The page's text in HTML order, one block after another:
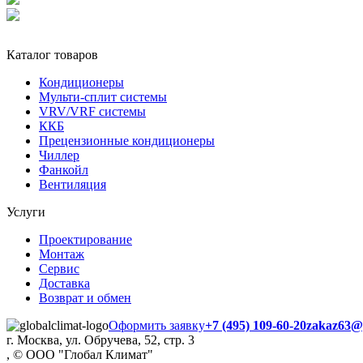
Каталог товаров
Кондиционеры
Мульти-сплит системы
VRV/VRF системы
ККБ
Прецензионные кондиционеры
Чиллер
Фанкойл
Вентиляция
Услуги
Проектирование
Монтаж
Сервис
Доставка
Возврат и обмен
Оформить заявку+7 (495) 109-60-20
г. Москва, ул. Обручева, 52, стр. 3
, © ООО "Глобал Климат"